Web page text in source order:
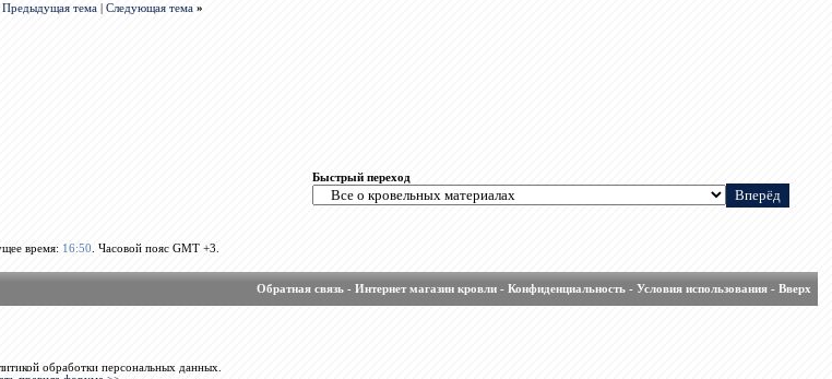
Предыдущая тема |Следующая тема »
Быстрый переход
время: 16:50 . Часовой пояс GMT +3.
Обратная связь- Интернет магазин кровли- Конфиденциальность- Условия использования- Вверх
обработки персональных данных.